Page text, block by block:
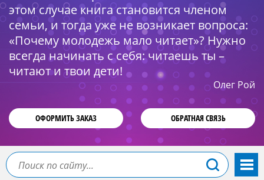
этом случае книга становится членом
семьи, и тогда уже не возникает вопроса:
«Почему молодежь мало читает»? Нужно
всегда начинать с себя: читаешь ты –
читают и твои дети!
Олег Рой
ОФОРМИТЬ ЗАКАЗ ОБРАТНАЯ СВЯЗЬ